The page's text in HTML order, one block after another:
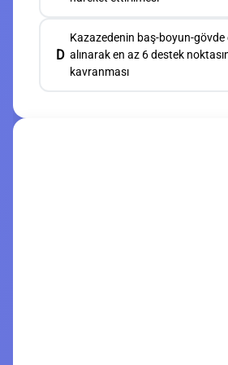
D
Kazazedenin baş-boyun-gövde
alınarak en az 6 destek
kavranması